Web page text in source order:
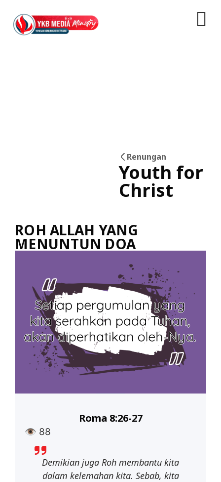
Renungan
Youth for
Christ
ROH ALLAH YANG
MENUNTUN DOA
👁 88
Roma 8:26-27
Demikian juga Roh membantu kita
dalam kelemahan kita. Sebab, kita